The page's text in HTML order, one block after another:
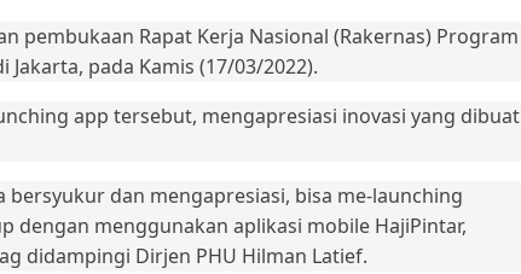
pembukaan Rapat Kerja Nasional (Rakernas) Program
pada Kamis (17/03/2022).
app tersebut, mengapresiasi inovasi yang dibuat
bersyukur dan mengapresiasi, bisa me-launching
dengan menggunakan aplikasi mobile HajiPintar,
didampingi Dirjen PHU Hilman Latief.